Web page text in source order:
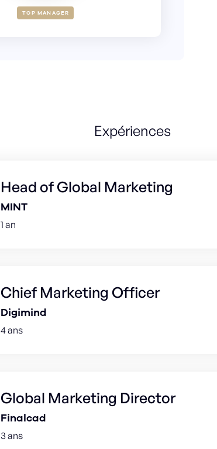
TOP MANAGER
Expériences
Head of Global Marketing
MINT
1 an
Chief Marketing Officer
Digimind
4 ans
Global Marketing Director
Finalcad
3 ans